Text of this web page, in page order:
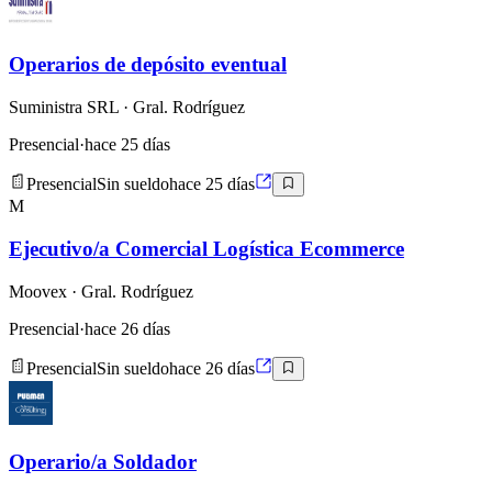
Operarios de depósito eventual
Suministra SRL · Gral. Rodríguez
Presencial·hace 25 días
PresencialSin sueldohace 25 días
M
Ejecutivo/a Comercial Logística Ecommerce
Moovex · Gral. Rodríguez
Presencial·hace 26 días
PresencialSin sueldohace 26 días
Operario/a Soldador